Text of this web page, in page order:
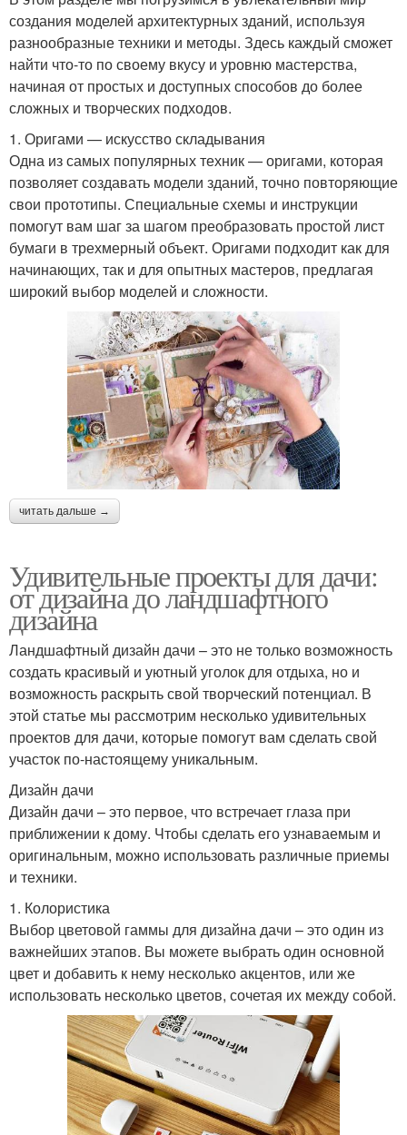
создания моделей архитектурных зданий, используя
разнообразные техники и методы. Здесь каждый сможет
найти что-то по своему вкусу и уровню мастерства,
начиная от простых и доступных способов до более
сложных и творческих подходов.
1. Оригами — искусство складывания
Одна из самых популярных техник — оригами, которая
позволяет создавать модели зданий, точно повторяющие
свои прототипы. Специальные схемы и инструкции
помогут вам шаг за шагом преобразовать простой лист
бумаги в трехмерный объект. Оригами подходит как для
начинающих, так и для опытных мастеров, предлагая
широкий выбор моделей и сложности.
читать дальше →
Удивительные проекты для дачи:
от дизайна до ландшафтного
дизайна
Ландшафтный дизайн дачи – это не только возможность
создать красивый и уютный уголок для отдыха, но и
возможность раскрыть свой творческий потенциал. В
этой статье мы рассмотрим несколько удивительных
проектов для дачи, которые помогут вам сделать свой
участок по-настоящему уникальным.
Дизайн дачи
Дизайн дачи – это первое, что встречает глаза при
приближении к дому. Чтобы сделать его узнаваемым и
оригинальным, можно использовать различные приемы
и техники.
1. Колористика
Выбор цветовой гаммы для дизайна дачи – это один из
важнейших этапов. Вы можете выбрать один основной
цвет и добавить к нему несколько акцентов, или же
использовать несколько цветов, сочетая их между собой.